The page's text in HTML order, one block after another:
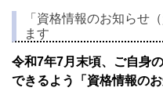
「資格情報のお知らせ
ます
令和7年7月末頃、ご自身
できるよう「資格情報の